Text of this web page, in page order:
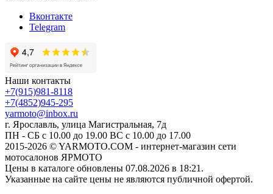
Вконтакте
Telegram
Наши контакты
+7(915)981-8118
+7(4852)945-295
yarmoto@inbox.ru
г. Ярославль, улица Магистральная, 7д
ПН - СБ с 10.00 до 19.00 ВС с 10.00 до 17.00
2015-2026 © YARMOTO.COM - интернет-магазин сети
мотосалонов ЯРМОТО
Цены в каталоге обновлены 07.08.2026 в 18:21.
Указанные на сайте цены не являются публичной офертой.